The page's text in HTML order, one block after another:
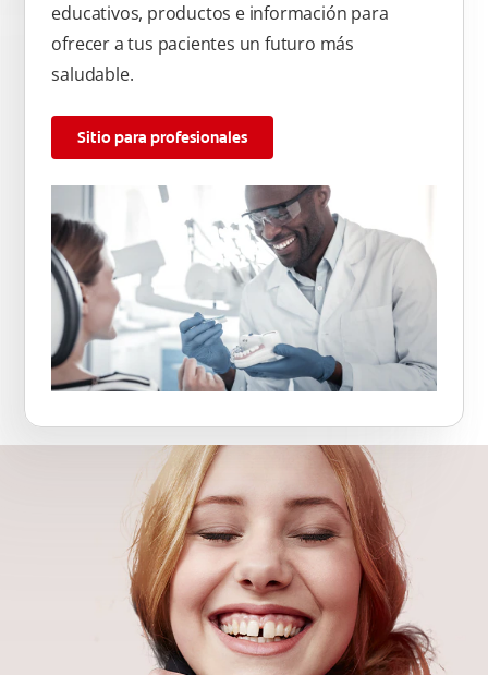
educativos, productos e información para
ofrecer a tus pacientes un futuro más
saludable.
Sitio para profesionales